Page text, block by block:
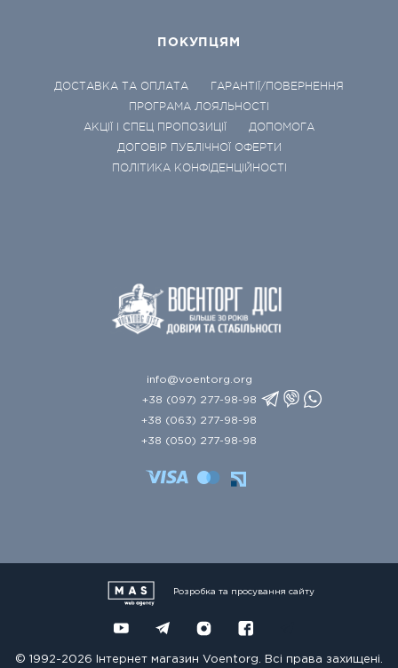
ПОКУПЦЯМ
ДОСТАВКА ТА ОПЛАТА
ГАРАНТІЇ/ПОВЕРНЕННЯ
ПРОГРАМА ЛОЯЛЬНОСТІ
АКЦІЇ І СПЕЦ ПРОПОЗИЦІЇ
ДОПОМОГА
ДОГОВІР ПУБЛІЧНОЇ ОФЕРТИ
ПОЛІТИКА КОНФІДЕНЦІЙНОСТІ
info@voentorg.org
+38 (097) 277-98-98
+38 (063) 277-98-98
+38 (050) 277-98-98
© 1992-2026 Інтернет магазин Voentorg. Всі права захищені.
Розробка та просування сайту